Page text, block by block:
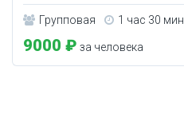
Групповая 1 час 30 мин.
9000 ₽ за человека